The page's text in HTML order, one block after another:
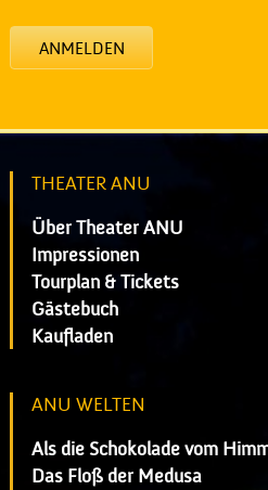
ANMELDEN
THEATER ANU
Über Theater ANU
Impressionen
Tourplan & Tickets
Gästebuch
Kaufladen
ANU WELTEN
Als die Schokolade vom
Das Floß der Medusa